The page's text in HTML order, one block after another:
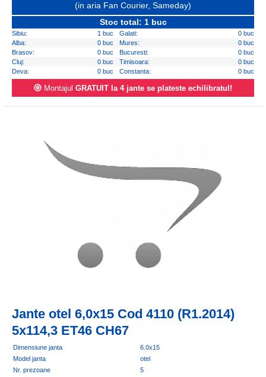
(in aria Fan Courier, Sameday)
Stoc total: 1 buc
Sibiu: 1 buc Galati:
0 buc
Alba:
0 buc Mures:
0 buc
Brasov:
0 buc Bucuresti:
0 buc
Cluj:
0 buc Timisoara:
0 buc
Deva:
0 buc Constanta: 0 buc
Montajul GRATUIT la 4 jante se plateste echilibratul!
Jante otel 6,0x15 Cod 4110 (R1.2014)
5x114,3 ET46 CH67
Dimensiune janta
6.0x15
Model janta
otel
Nr. prezoane
5